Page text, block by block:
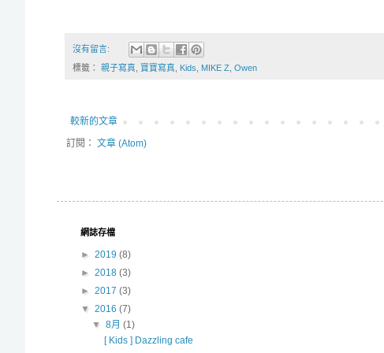
沒有留言:
標籤： 親子寫真 寶寶寫真 Kids MIKE Z Owen
較新的文章
訂閱： 文章 (Atom)
網誌存檔
► 2019 (8)
► 2018 (3)
► 2017 (3)
▼ 2016 (7)
▼8月(1)
[ Kids ] Dazzling cafe